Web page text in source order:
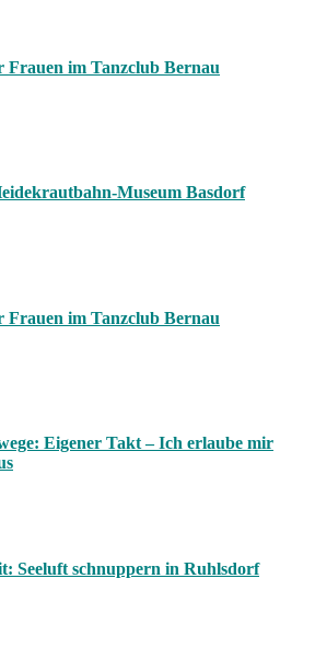
Frauen im Tanzclub Bernau
Museum Basdorf
Frauen im Tanzclub Bernau
Eigener Takt – Ich erlaube mir
Seeluft schnuppern in Ruhlsdorf